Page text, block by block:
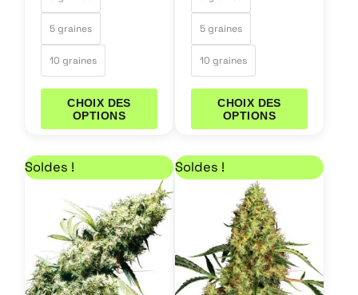
5 graines
10 graines
CHOIX DES
OPTIONS
du
produit
5 graines
10 graines
CHOIX DES
OPTIONS
du
produit
Soldes ! Plage de prix : 23,38 € à 68,01 €
Ce
plusieurs
variations.
Les
Soldes ! Plage de prix :
Ce
plusieurs
variations.
Les